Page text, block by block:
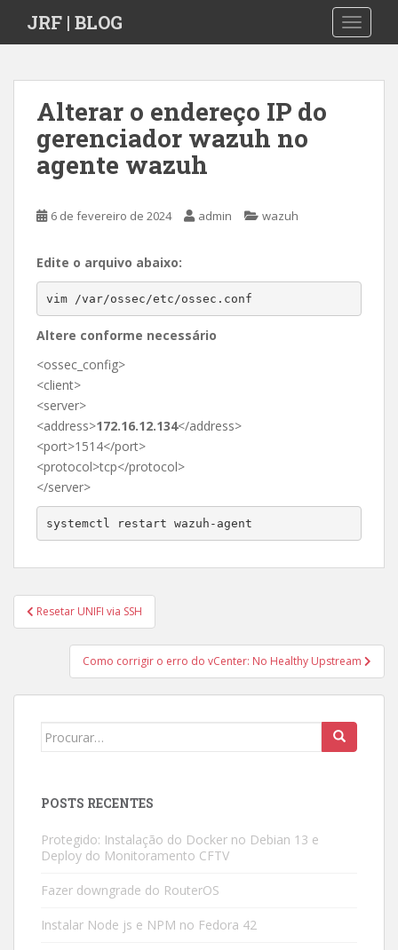
i
JRF | BLOG
Alterar o endereço IP do
gerenciador wazuh no
agente wazuh
6 de fevereiro de 2024 admin wazuh
Edite o arquivo abaixo:
vim /var/ossec/etc/ossec.conf
Altere conforme necessário
<ossec_config>
<client>
<server>
<address>172.16.12.134</address>
<port>1514</port>
<protocol>tcp</protocol>
</server>
systemctl restart wazuh-agent
Navegação
de
Resetar UNIFI via SSH
Como corrigir o erro do vCenter: No Healthy Upstream
Search
POSTS RECENTES
Protegido: Instalação do Docker no Debian 13 e
Deploy do Monitoramento CFTV
Fazer downgrade do RouterOS
Instalar Node js e NPM no Fedora 42